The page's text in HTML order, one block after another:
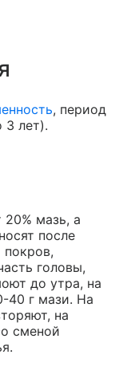
, период
3 лет).
мазь, а
после
головы,
до утра, на
40 г мази. На
на
сменой